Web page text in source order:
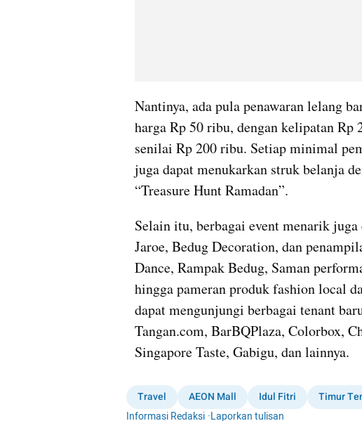
Nantinya, ada pula penawaran lelang
harga Rp 50 ribu, dengan kelipatan Rp
senilai Rp 200 ribu. Setiap minimal
juga dapat menukarkan struk belanja
“Treasure Hunt Ramadan”.
Selain itu, berbagai event menarik
Jaroe, Bedug Decoration, dan
Dance, Rampak Bedug, Saman
hingga pameran produk fashion local
dapat mengunjungi berbagai tenant
Tangan.com, BarBQPlaza, Colorbox,
Singapore Taste, Gabigu, dan lainnya.
Travel AEON Mall Idul Fitri
Timur
Informasi Redaksi ·Laporkan tulisan